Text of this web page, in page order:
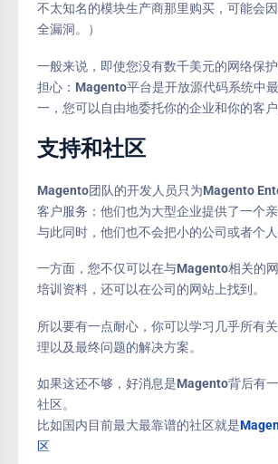
不太知名的模块生产商那里购买，可能会
全漏洞。）
一般来说，即使您没有数千美元的网络保
担心：Magento平台是开放源代码系统中
一，您可以自由地委托你的企业和你的客户
支持和社区
Magento团队的开发人员只为Magento
客户服务：他们也为大型企业提供了一个亲
与此同时，他们也不会把小的公司或者个人
一方面，您不仅可以在与Magento相关的
培训资料，还可以在公司的网站上找到。
所以要有一点耐心，你可以学习几乎所有
理以及最终问题的解决方案。
如果这还不够，好消息是Magento背后有
社区。
比如国内目前最大最靠谱的社区就是
区